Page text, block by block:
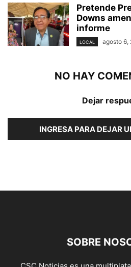
Pretende
Downs
informe
LOCAL agosto 6,
NO HAY
Dejar
INGRESA PARA DEJAR
SOBRE